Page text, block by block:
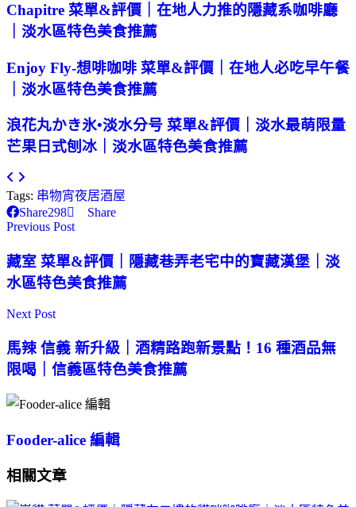
Chapitre 菜單&評價｜在地人力推的隱藏系咖啡廳
｜淡水區特色美食推薦
Enjoy Fly-想啡咖啡 菜單&評價｜在地人必吃早午餐
｜淡水區特色美食推薦
浪花丸かき氷•淡水分号 菜單&評價｜淡水最萌限量
芒果日式刨冰｜淡水區特色美食推薦
Tags: 串物宵夜居酒屋
Share298
Share
Previous Post
藏室 菜單&評價｜隱藏巷弄老宅中的寶藏漢堡｜淡
水區特色美食推薦
Next Post
馬辣 信義 新升級｜酒精路跑新景點！16 種酒品無
限喝｜信義區特色美食推薦
Fooder-alice 編輯
相關文章